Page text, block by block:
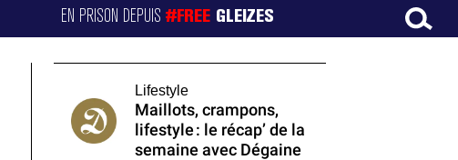
EN PRISON DEPUIS#FREE GLEIZES
Lifestyle
Maillots, crampons,
lifestyle : le récap’ de la
semaine avec Dégaine